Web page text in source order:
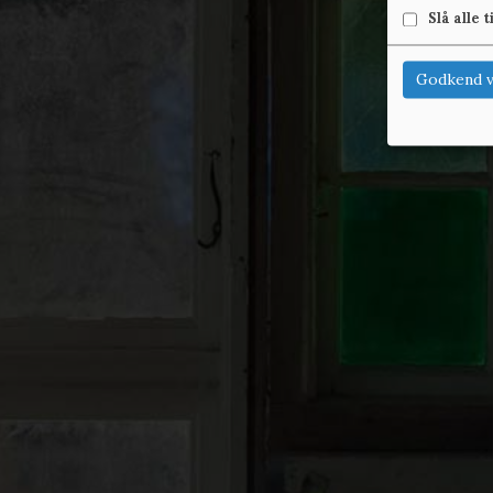
Slå alle
Godkend